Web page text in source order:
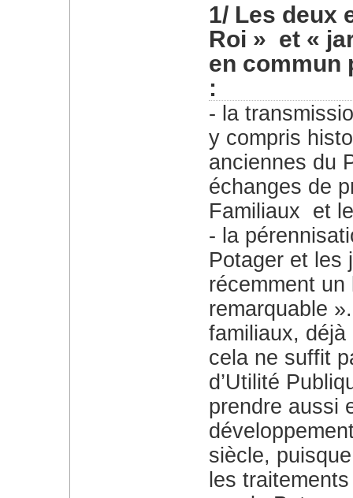
1/ Les deux
Roi » et «
en commun
:
la
y compris
anciennes du
échanges de
Familiaux et
la
Potager et les
récemment
remarquable
familiaux,
cela ne suffit
d’Utilité
prendre aussi
siècle,
les